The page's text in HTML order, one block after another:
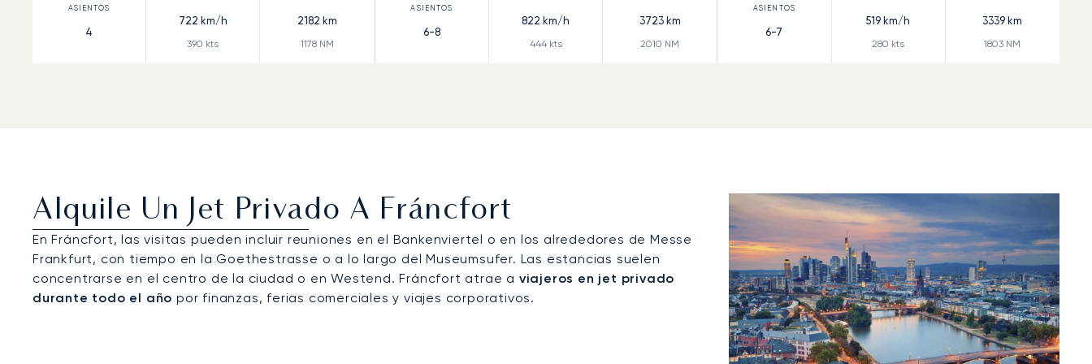
4
722 km/h
390 kts
2182 km
1178 NM
6-8
822 km/h
444kts
3723km
2010 NM
6-7
519 km/h
280 kts
3339 km
1803 NM
Alquile Un Jet Privado A Fráncfort
En Fráncfort, las visitas pueden incluir reuniones en el Bankenviertel o en los alrededores de Messe
Frankfurt, con tiempo en la Goethestrasse o a lo largo del Museumsufer. Las estancias suelen
concentrarse en el centro de la ciudad o en Westend. Fráncfort atrae a viajeros en jet privado
durante todo el año por finanzas, ferias comerciales y viajes corporativos.